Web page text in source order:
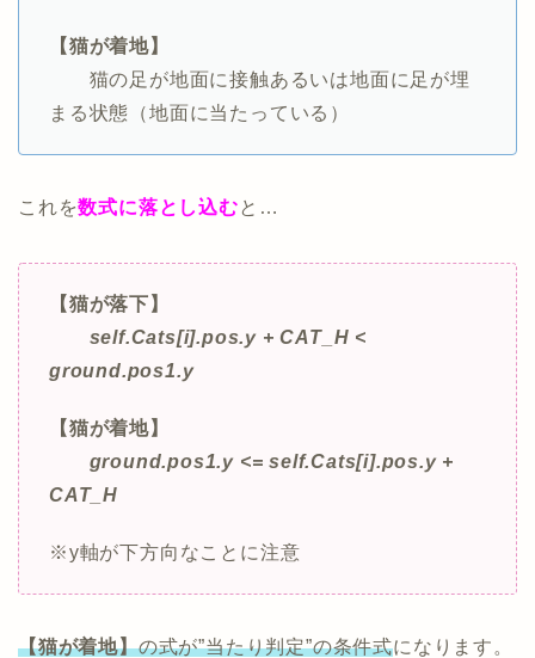
【猫が着地】
猫の足が地面に接触あるいは地面に足が埋
まる状態（地面に当たっている）
これを数式に落とし込むと…
【猫が落下】
self.Cats[i].pos.y + CAT_H <
ground.pos1.y
【猫が着地】
ground.pos1.y <= self.Cats[i].pos.y +
CAT_H
※y軸が下方向なことに注意
【猫が着地】の式が”当たり判定”の条件式になります。